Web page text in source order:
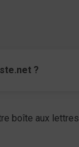
?
boîte aux lettres